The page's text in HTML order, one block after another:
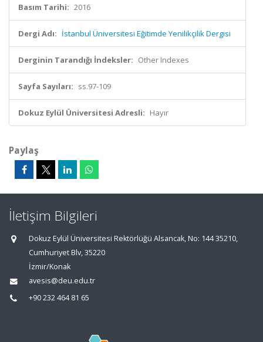
Basım Tarihi: 2016
Dergi Adı: İstanbul Üniversitesi Eğitimde Yenilikçilik Dergisi
Derginin Tarandığı İndeksler: Other Indexes
Sayfa Sayıları: ss.97-109
Dokuz Eylül Üniversitesi Adresli: Hayır
Paylaş
İletişim Bilgileri
Dokuz Eylül Üniversitesi Rektörlüğü Alsancak, No: 144 35210,
Cumhuriyet Blv, 35220
İzmir/Konak
avesis@deu.edu.tr
+90 232 464 81 65